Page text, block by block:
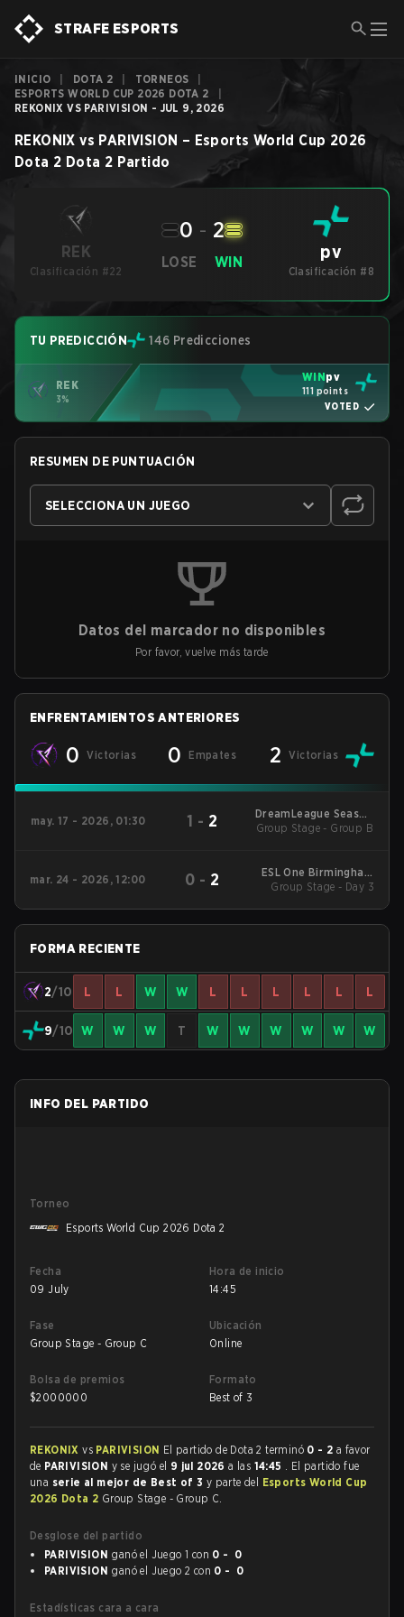
STRAFE ESPORTS
INICIO DOTA 2 TORNEOS
ESPORTS WORLD CUP 2026 DOTA 2
REKONIX VS PARIVISION - JUL 9, 2026
REKONIX vs PARIVISION – Esports World Cup 2026
Dota 2 Dota 2 Partido
REK
Clasificación #22
LOSE
0 - 2
WIN pv
Clasificación #8
TU PREDICCIÓN 146 Predicciones
REK
3%
WINpv
111 points
VOTED
RESUMEN DE PUNTUACIÓN
SELECCIONA UN JUEGO
Datos del marcador no disponibles
Por favor, vuelve más tarde
ENFRENTAMIENTOS ANTERIORES
0 Victorias 0 Empates 2 Victorias
may. 17 - 2026, 01:30 1 - 2
DreamLeague Season
29 2026
Group Stage - Group B
mar. 24 - 2026, 12:00 0 - 2
ESL One Birmingham
2026
Group Stage - Day 3
FORMA RECIENTE
2/10 L L W W L L L L L L
9/10 W W W T W W W W W W
INFO DEL PARTIDO
Torneo
Esports World Cup 2026 Dota 2
Fecha
09 July
Hora de inicio
14:45
Fase
Group Stage - Group C
Ubicación
Online
Bolsa de premios
$2000000
Formato
Best of 3
REKONIXvs PARIVISION El partido de Dota 2 terminó 0 - 2 a favor
de PARIVISION y se jugó el 9 jul 2026a las 14:45 . El partido fue
una serie al mejor de Best of 3 y parte del Esports World Cup
2026 Dota 2 Group Stage - Group C.
Desglose del partido
PARIVISION ganó el Juego 1 con 0 - 0
PARIVISION ganó el Juego 2 con 0 - 0
Estadísticas cara a cara